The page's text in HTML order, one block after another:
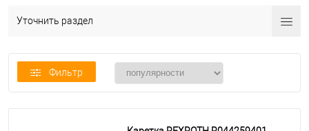
Уточнить раздел
Фильтр